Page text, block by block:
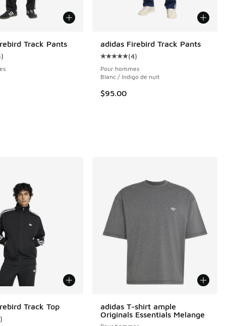
Track Pants
du client - [5 sur 5 étoiles], 4 commentaires
)
adidas Firebird Track Pants
Cote moyenne du client - [5 sur
(4)
Pour hommes
Blanc / Indigo de nuit
$95.00
Track Top
du client - [4 sur 5 étoiles], 1 commentaires
)
adidas T-shirt ample
Originals Essentials Melange